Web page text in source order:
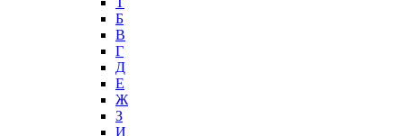
Б
В
Г
Д
Е
Ж
З
И